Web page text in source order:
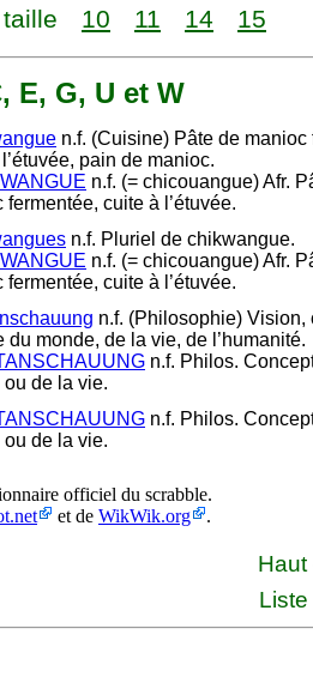
10 11 14 15
E, G, U et W
n.f. (Cuisine) Pâte de manioc
pain de manioc.
n.f. (= chicouangue) Afr.
fermentée, cuite à l’étuvée.
n.f. Pluriel de chikwangue.
n.f. (= chicouangue) Afr.
fermentée, cuite à l’étuvée.
n.f. (Philosophie) Vision,
du monde, de la vie, de l’humanité.
n.f. Philos.
ou de la vie.
n.f. Philos.
ou de la vie.
officiel du scrabble.
et de WikWik.org .
Haut